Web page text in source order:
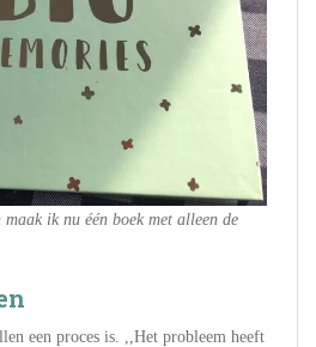
ik nu één boek met alleen de
een proces is. ,,Het probleem heeft